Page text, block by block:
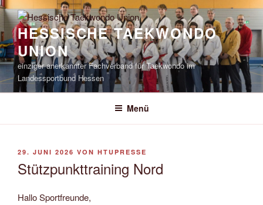
Zum
Inhalt
springenHESSISCHE TAEKWONDO
UNION
einziger anerkannter Fachverband für Taekwondo im
Landessportbund Hessen
Menü
VERÖFFENTLICHT
29. JUNI 2026 VON HTUPRESSE
Stützpunkttraining Nord
Hallo Sportfreunde,